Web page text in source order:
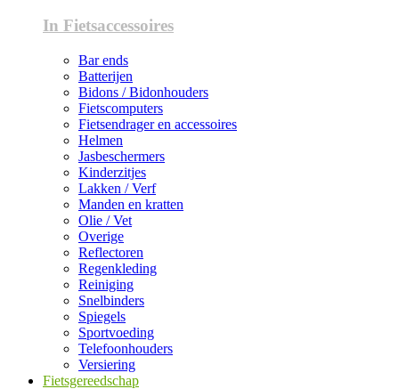
In Fietsaccessoires
Bar ends
Batterijen
Bidons / Bidonhouders
Fietscomputers
Fietsendrager en accessoires
Helmen
Jasbeschermers
Kinderzitjes
Lakken / Verf
Manden en kratten
Olie / Vet
Overige
Reflectoren
Regenkleding
Reiniging
Snelbinders
Spiegels
Sportvoeding
Telefoonhouders
Versiering
Fietsgereedschap